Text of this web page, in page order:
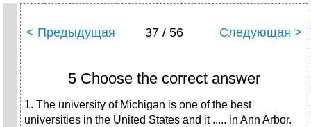
< Предыдущая 37 / 56 Следующая >
5 Choose the correct answer
1. The university of Michigan is one of the best
universities in the United States and it ..... in Ann Arbor.